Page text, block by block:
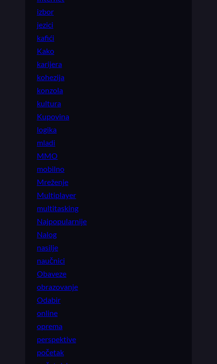
izbor
jezici
kafići
Kako
karijera
kohezija
konzola
kultura
Kupovina
logika
mladi
MMO
mobilno
Mreženje
Multiplayer
multitasking
Najpopularnije
Nalog
nasilje
naučnici
Obaveze
obrazovanje
Odabir
online
oprema
perspektive
početak